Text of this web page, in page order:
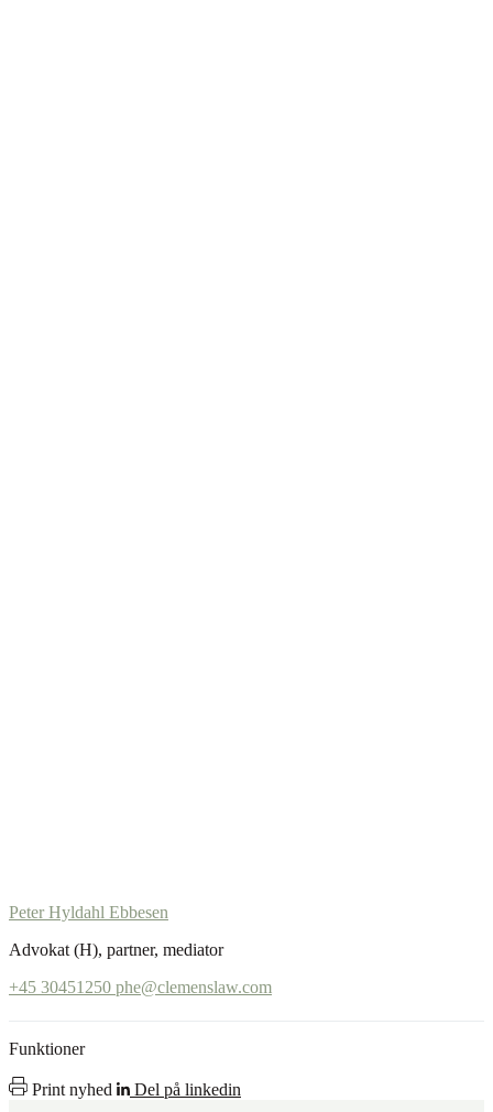
Peter Hyldahl Ebbesen
Advokat (H), partner, mediator
+45 30451250 phe@clemenslaw.com
Funktioner
Print nyhed Del på linkedin